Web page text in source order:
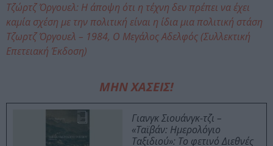
Τζώρτζ Όργουελ: Η άποψη ότι η τέχνη δεν πρέπει να έχει
καμία σχέση με την πολιτική είναι η ίδια μια πολιτική στάση
Τζωρτζ Όργουελ – 1984, Ο Μεγάλος Αδελφός (Συλλεκτική
Επετειακή Έκδοση)
ΜΗΝ ΧΑΣΕΙΣ!
Γιανγκ Σιουάνγκ-τζι –
«Ταϊβάν: Ημερολόγιο
Ταξιδιού»: Το φετινό Διεθνές